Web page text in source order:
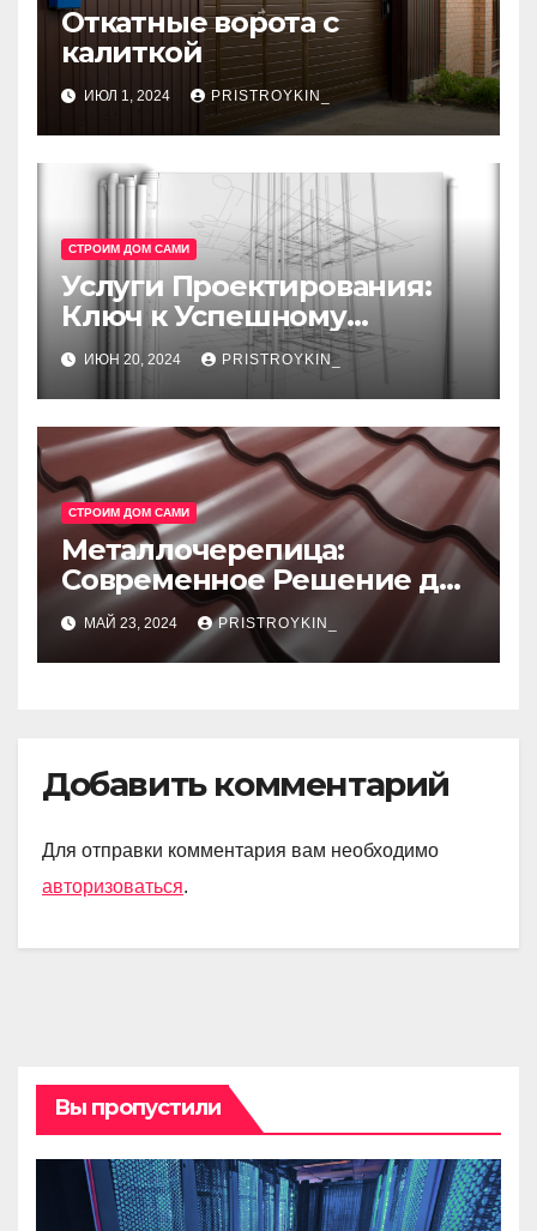
Откатные ворота с
калиткой
ИЮЛ 1, 2024 PRISTROYKIN_
СТРОИМ ДОМ САМИ
Услуги Проектирования:
Ключ к Успешному
Реализации Ваших Идей
ИЮН 20, 2024 PRISTROYKIN_
СТРОИМ ДОМ САМИ
Металлочерепица:
Современное Решение для
Крыши
МАЙ 23, 2024 PRISTROYKIN_
Добавить комментарий
Для отправки комментария вам необходимо
авторизоваться.
Вы пропустили